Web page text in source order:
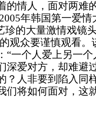
的情人，面对两难
年韩国第一爱情
珍的大量激情戏镜
观众要谨慎观看
“一个人爱上另一
深爱对方，却难避
？人非要到陷入同
们将如何面对，这